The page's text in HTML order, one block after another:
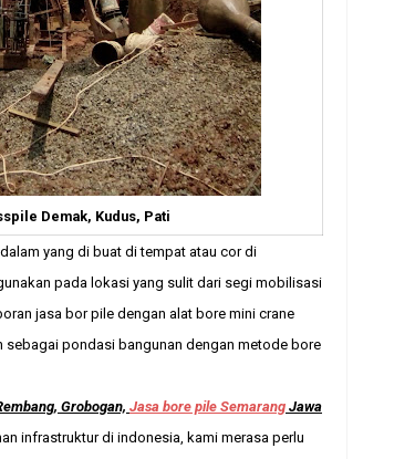
Demak, Kudus, Pati
yang di buat di tempat atau cor di
pada lokasi yang sulit dari segi mobilisasi
jasa bor pile dengan alat bore mini crane
pondasi bangunan dengan metode bore
Grobogan, Jasa bore pile Semarang Jawa
infrastruktur di indonesia, kami merasa perlu